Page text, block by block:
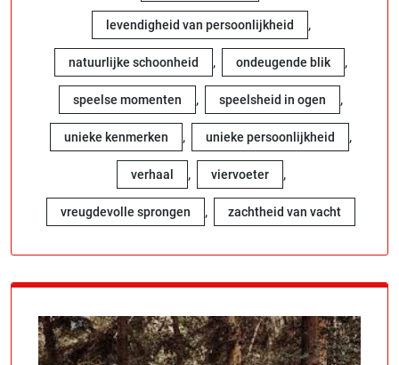
levendigheid van persoonlijkheid ,
natuurlijke schoonheid , ondeugende blik ,
speelse momenten , speelsheid in ogen ,
unieke kenmerken , unieke persoonlijkheid ,
verhaal , viervoeter ,
vreugdevolle sprongen , zachtheid van vacht